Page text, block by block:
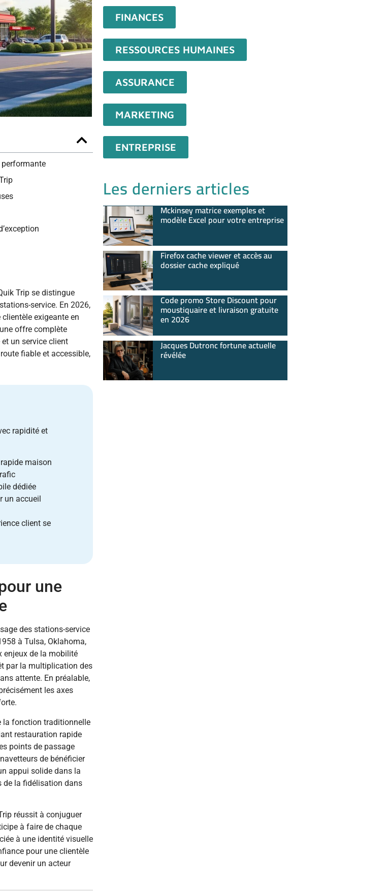
Trip se distingue
service. En 2026,
exigeante en
offre complète
un service client
fiable et accessible,
rapidité et
maison
dédiée
un accueil
client se
une
des stations-service
à Tulsa, Oklahoma,
enjeux de la mobilité
par la multiplication des
attente. En préalable,
les axes
la fonction traditionnelle
restauration rapide
points de passage
de bénéficier
appui solide dans la
de la fidélisation dans
réussit à conjuguer
à faire de chaque
à une identité visuelle
pour une clientèle
devenir un acteur
FINANCES
RESSOURCES HUMAINES
ASSURANCE
MARKETING
ENTREPRISE
Les derniers articles
Mckinsey matrice exemples et
modèle Excel pour votre entreprise
Firefox cache viewer et accès au
dossier cache expliqué
Code promo Store Discount pour
moustiquaire et livraison gratuite
en 2026
Jacques Dutronc fortune actuelle
révélée